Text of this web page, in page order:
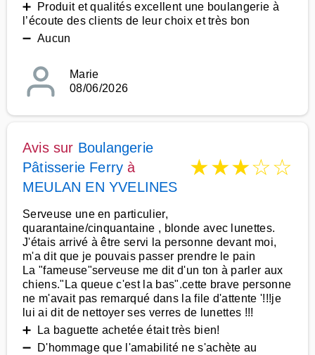
➕ Produit et qualités excellent une boulangerie à
l’écoute des clients de leur choix et très bon
➖ Aucun
Marie
08/06/2026
Avis sur Boulangerie
Pâtisserie Ferry à
MEULAN EN YVELINES
★★★☆☆
Serveuse une en particulier,
quarantaine/cinquantaine , blonde avec lunettes.
J'étais arrivé à être servi la personne devant moi,
m'a dit que je pouvais passer prendre le pain
La "fameuse"serveuse me dit d'un ton à parler aux
chiens."La queue c'est la bas".cette brave personne
ne m'avait pas remarqué dans la file d'attente '!!!je
lui ai dit de nettoyer ses verres de lunettes !!!
➕ La baguette achetée était très bien!
➖ D'hommage que l'amabilité ne s'achète au